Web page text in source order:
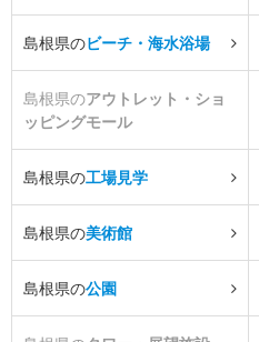
島根県のビーチ・海水浴場
島根県のアウトレット・ショ
ッピングモール
島根県の工場見学
島根県の美術館
島根県の公園